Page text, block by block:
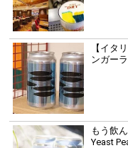
【イタ
ンガー
もう飲
Yeast